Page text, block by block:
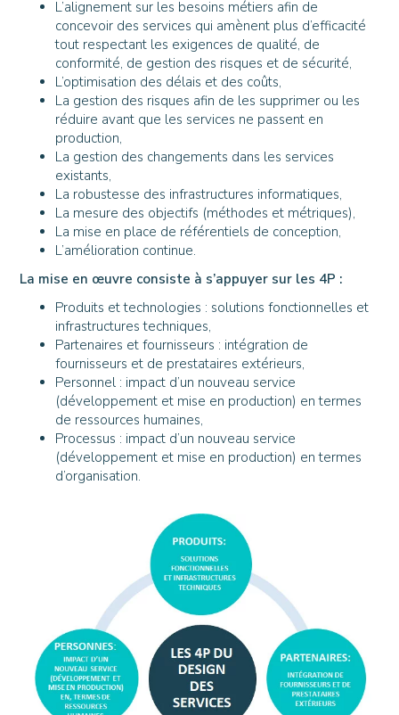
L’alignement sur les besoins métiers afin de
concevoir des services qui amènent plus d’efficacité
tout respectant les exigences de qualité, de
conformité, de gestion des risques et de sécurité,
L’optimisation des délais et des coûts,
La gestion des risques afin de les supprimer ou les
réduire avant que les services ne passent en
production,
La gestion des changements dans les services
existants,
La robustesse des infrastructures informatiques,
La mesure des objectifs (méthodes et métriques),
La mise en place de référentiels de conception,
L’amélioration continue.
La mise en œuvre consiste à s’appuyer sur les 4P :
Produits et technologies : solutions fonctionnelles et
infrastructures techniques,
Partenaires et fournisseurs : intégration de
fournisseurs et de prestataires extérieurs,
Personnel : impact d’un nouveau service
(développement et mise en production) en termes
de ressources humaines,
Processus : impact d’un nouveau service
(développement et mise en production) en termes
d’organisation.